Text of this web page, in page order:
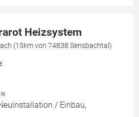
Heizsystem
(15km von 74838 Sensbachtal)
/ Einbau,